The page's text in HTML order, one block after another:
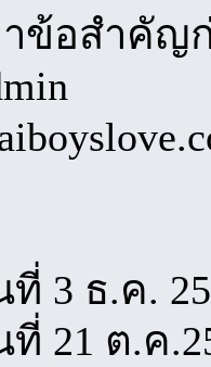
าข้อสำคัญ
ที่ 3 ธ.ค.
ที่ 21 ต.ค